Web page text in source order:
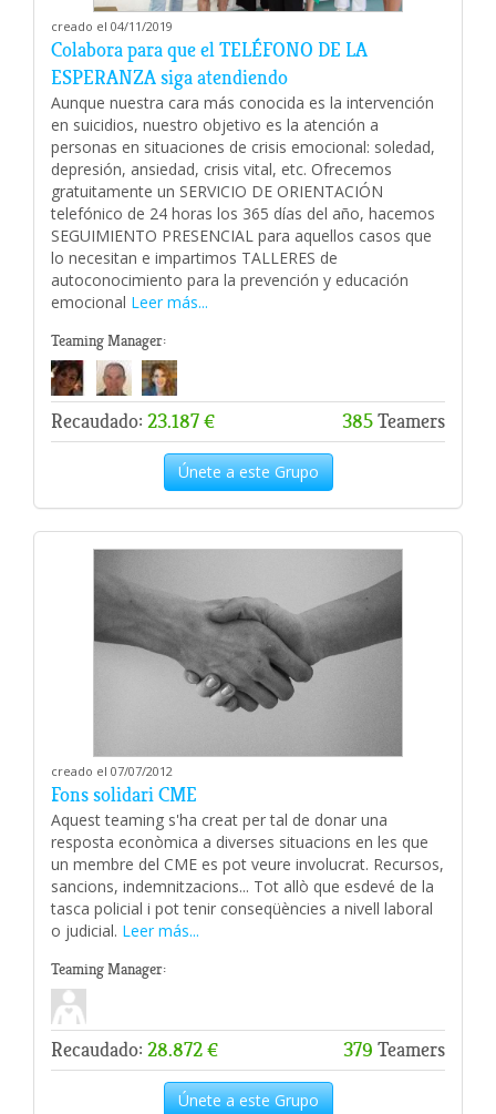
creado el 04/11/2019
Colabora para que el TELÉFONO DE LA
ESPERANZA siga atendiendo
Aunque nuestra cara más conocida es la intervención
en suicidios, nuestro objetivo es la atención a
personas en situaciones de crisis emocional: soledad,
depresión, ansiedad, crisis vital, etc. Ofrecemos
gratuitamente un SERVICIO DE ORIENTACIÓN
telefónico de 24 horas los 365 días del año, hacemos
SEGUIMIENTO PRESENCIAL para aquellos casos que
lo necesitan e impartimos TALLERES de
autoconocimiento para la prevención y educación
emocional Leer más...
Teaming Manager:
Recaudado: 23.187 € 385Teamers
Únete a este Grupo
creado el 07/07/2012
Fons solidari CME
Aquest teaming s'ha creat per tal de donar una
resposta econòmica a diverses situacions en les que
un membre del CME es pot veure involucrat. Recursos,
sancions, indemnitzacions... Tot allò que esdevé de la
tasca policial i pot tenir conseqüències a nivell laboral
o judicial. Leer más...
Teaming Manager:
Recaudado: 28.872 € 379 Teamers
Únete a este Grupo